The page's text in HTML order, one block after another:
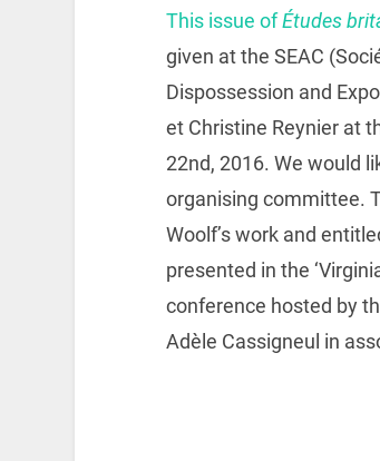
This issue ofÉtudes
given at the SEAC
Dispossession and
et Christine Reynier at
22nd, 2016. We would
organising committee.
Woolf’s work and
presented in the
conference hosted by
Adèle Cassigneul in